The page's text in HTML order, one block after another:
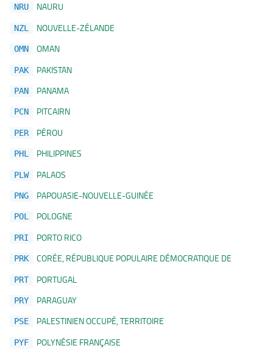
NRU NAURU
NZL NOUVELLE-ZÉLANDE
OMN OMAN
PAK PAKISTAN
PAN PANAMA
PCN PITCAIRN
PER PÉROU
PHL PHILIPPINES
PLW PALAOS
PNG PAPOUASIE-NOUVELLE-GUINÉE
POL POLOGNE
PRI PORTO RICO
PRK CORÉE, RÉPUBLIQUE POPULAIRE DÉMOCRATIQUE DE
PRT PORTUGAL
PRY PARAGUAY
PSE PALESTINIEN OCCUPÉ, TERRITOIRE
PYF POLYNÉSIE FRANÇAISE